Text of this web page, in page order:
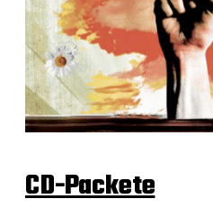
CD-Packete